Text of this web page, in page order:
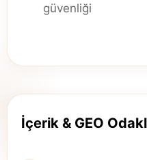
güvenliği
İçerik & GEO